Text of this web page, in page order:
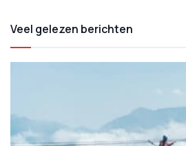
Veel gelezen berichten